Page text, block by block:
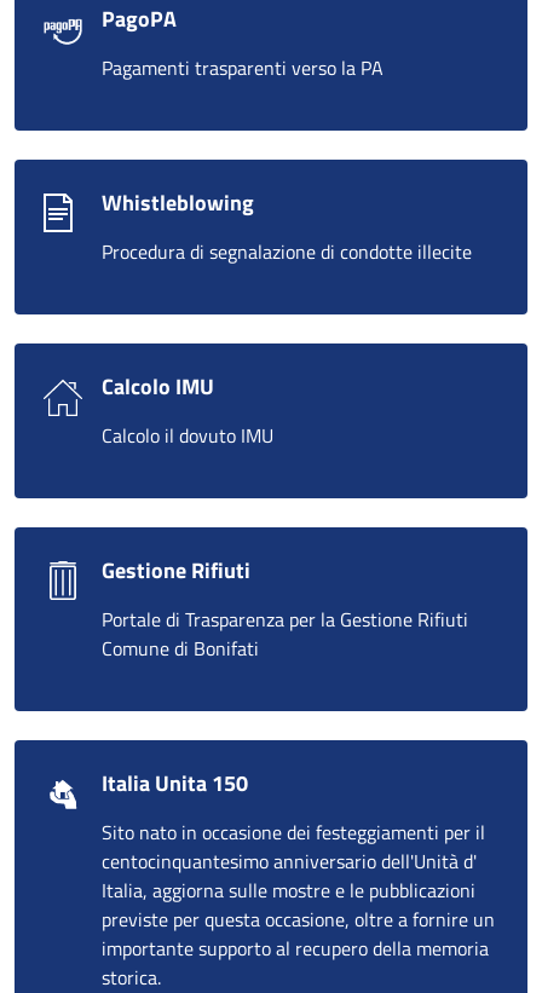
PagoPA
Pagamenti trasparenti verso la PA
Whistleblowing
Procedura di segnalazione di condotte illecite
Calcolo IMU
Calcolo il dovuto IMU
Gestione Rifiuti
Portale di Trasparenza per la Gestione Rifiuti
Comune di Bonifati
Italia Unita 150
Sito nato in occasione dei festeggiamenti per il
centocinquantesimo anniversario dell'Unità d'
Italia, aggiorna sulle mostre e le pubblicazioni
previste per questa occasione, oltre a fornire un
importante supporto al recupero della memoria
storica.